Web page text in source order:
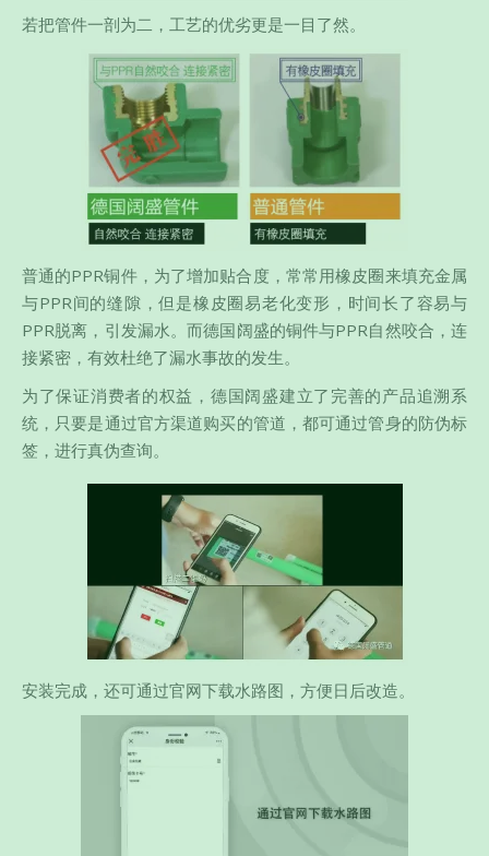
若把管件一剖为二，工艺的优劣更是一目了然。
普通的PPR铜件，为了增加贴合度，常常用橡皮圈来填充金属
与PPR间的缝隙，但是橡皮圈易老化变形，时间长了容易与
PPR脱离，引发漏水。而德国阔盛的铜件与PPR自然咬合，连
接紧密，有效杜绝了漏水事故的发生。
为了保证消费者的权益，德国阔盛建立了完善的产品追溯系
统，只要是通过官方渠道购买的管道，都可通过管身的防伪标
签，进行真伪查询。
安装完成，还可通过官网下载水路图，方便日后改造。